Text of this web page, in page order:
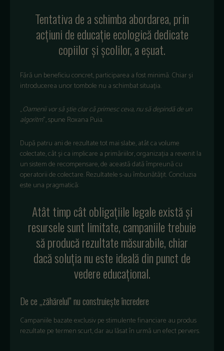
Tentativa de a schimba abordarea, prin
acțiuni de educație ecologică dedicate
copiilor și școlilor, a eșuat.
Fără un beneficiu concret, participarea a fost minimă. Chiar și
introducerea unor tombole nu a schimbat situația.
„Oamenii vor să știe clar că primesc ceva, nu să depindă de un
algoritm”, spune Roxana Puia.
După patru ani de rezultate tot mai slabe, atât ca volume
colectate, cât și ca implicare a primăriilor, organizația a revenit la
un sistem de recompensare, de această dată împreună cu
operatorii de colectare. Rezultatele s-au îmbunătățit. Concluzia
este una pragmatică:
Atât timp cât obligațiile legale există și
resursele sunt limitate, campaniile trebuie
să producă rezultate măsurabile, chiar
dacă soluția nu este ideală din punct de
vedere educațional.
De ce „zăhărelul” nu construiește încredere
Campaniile bazate exclusiv pe stimulente financiare au produs
rezultate pe termen scurt, dar au lăsat în urmă un efect pervers.